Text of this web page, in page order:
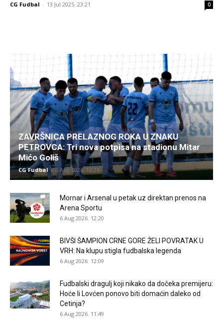
CG Fudbal - 13 Jul 2025. 23:21 0
ZAVRŠNICA PRELAZNOG ROKA U ZNAKU
PETROVCA: Tri nova potpisa na stadionu Mitar
Mićo Goliš
CG Fudbal - 6 Aug 2026. 12:26
Mornar i Arsenal u petak uz direktan prenos na
Arena Sportu
6 Aug 2026. 12:20
BIVŠI ŠAMPION CRNE GORE ŽELI POVRATAK U
VRH: Na klupu stigla fudbalska legenda
6 Aug 2026. 12:09
Fudbalski dragulj koji nikako da dočeka premijeru:
Hoće li Lovćen ponovo biti domaćin daleko od
Cetinja?
6 Aug 2026. 11:49